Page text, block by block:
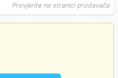
Provjerite na stranici prodavača